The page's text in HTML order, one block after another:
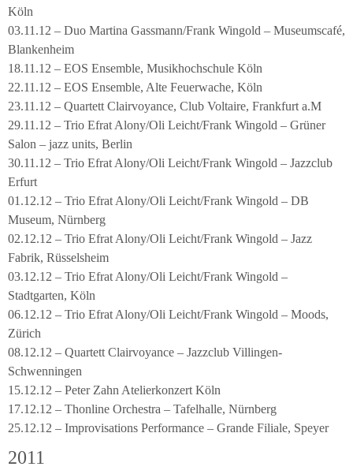
Köln
03.11.12 – Duo Martina Gassmann/Frank Wingold – Museumscafé,
Blankenheim
18.11.12 – EOS Ensemble, Musikhochschule Köln
22.11.12 – EOS Ensemble, Alte Feuerwache, Köln
23.11.12 – Quartett Clairvoyance, Club Voltaire, Frankfurt a.M
29.11.12 – Trio Efrat Alony/Oli Leicht/Frank Wingold – Grüner
Salon – jazz units, Berlin
30.11.12 – Trio Efrat Alony/Oli Leicht/Frank Wingold – Jazzclub
Erfurt
01.12.12 – Trio Efrat Alony/Oli Leicht/Frank Wingold – DB
Museum, Nürnberg
02.12.12 – Trio Efrat Alony/Oli Leicht/Frank Wingold – Jazz
Fabrik, Rüsselsheim
03.12.12 – Trio Efrat Alony/Oli Leicht/Frank Wingold –
Stadtgarten, Köln
06.12.12 – Trio Efrat Alony/Oli Leicht/Frank Wingold – Moods,
Zürich
08.12.12 – Quartett Clairvoyance – Jazzclub Villingen-
Schwenningen
15.12.12 – Peter Zahn Atelierkonzert Köln
17.12.12 – Thonline Orchestra – Tafelhalle, Nürnberg
25.12.12 – Improvisations Performance – Grande Filiale, Speyer
2011